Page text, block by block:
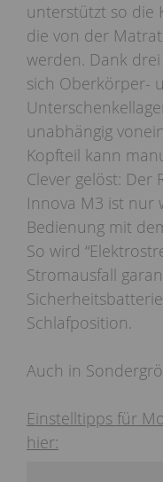
unterstützt so die
die von der
werden. Dank
sich Oberkörper-
unabhängig
Kopfteil kann
Clever gelöst: Der
Innova M3 ist nur
Bedienung mit
So wird
Stromausfall
Schlafposition.
Auch in
Einstelltipps für
hier: